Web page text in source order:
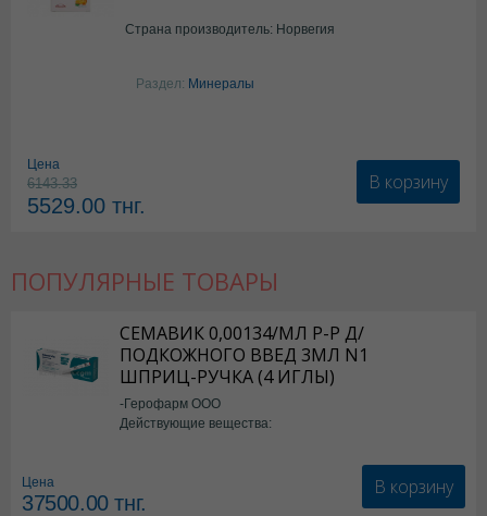
Страна производитель: Норвегия
Раздел: Минералы
Цена
6143.33
5529.00 тнг.
В корзину
ПОПУЛЯРНЫЕ ТОВАРЫ
СЕМАВИК 0,00134/МЛ Р-Р Д/
ПОДКОЖНОГО ВВЕД 3МЛ N1
ШПРИЦ-РУЧКА (4 ИГЛЫ)
-Герофарм ООО
Действующие вещества:
Цена
37500.00тнг.
В корзину